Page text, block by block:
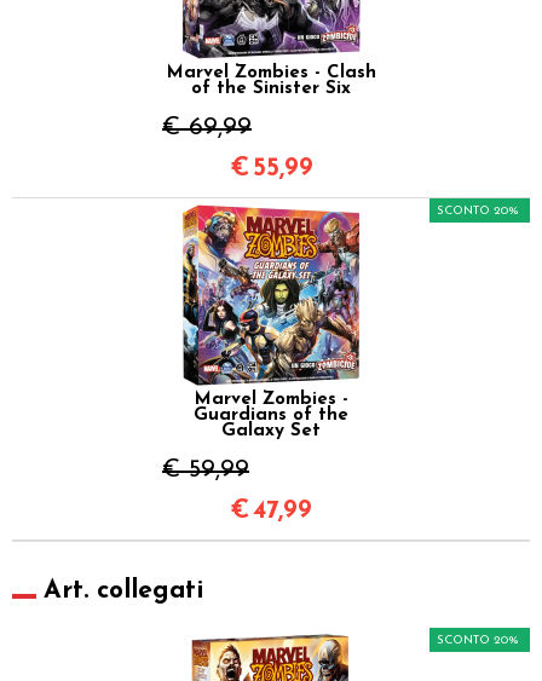
Marvel Zombies - Clash
of the Sinister Six
€ 69,99
€ 55,99
Marvel Zombies -
Guardians of the
Galaxy Set
€ 59,99
SCONTO 20%
€47,99
Art. collegati
SCONTO 20%